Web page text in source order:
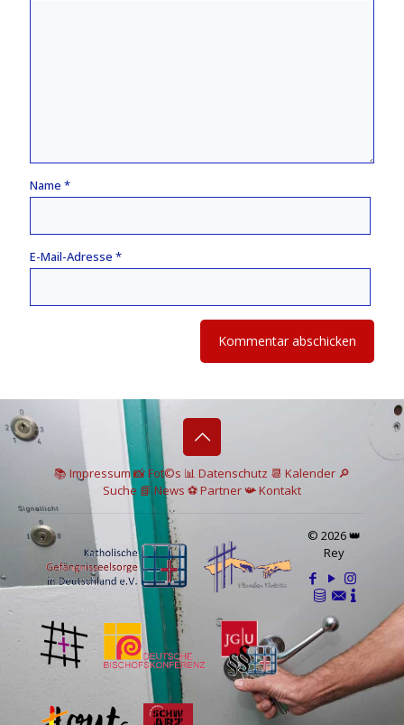
Name *
E-Mail-Adresse *
📚 Impressum📸Fot©s 📊 Datenschutz 📆 Kalender 🔎
Suche 📘 News ⚽Partner📯Kontakt
© 2026 👑
Rey